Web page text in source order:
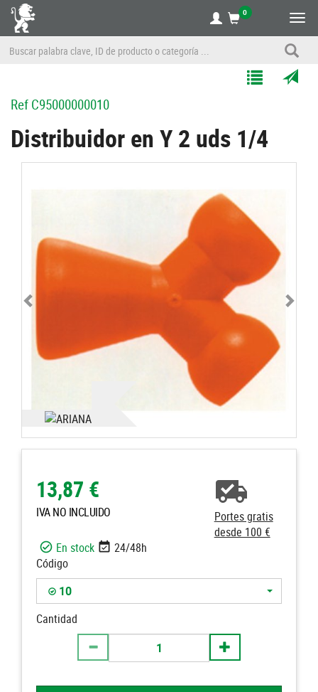
0
un
Listas
RefC95000000010
Distribuidor en Y 2 uds 1/4
13,87 €
IVA NO INCLUIDO
Portes gratis
desde 100 €
En stock
24/48h
Código
10
Cantidad